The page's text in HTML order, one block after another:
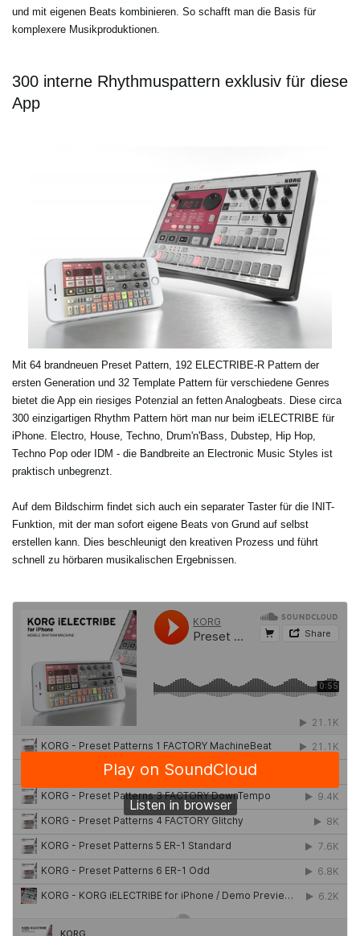
und mit eigenen Beats kombinieren. So schafft man die Basis für
komplexere Musikproduktionen.
300 interne Rhythmuspattern exklusiv für diese
App
Mit 64 brandneuen Preset Pattern, 192 ELECTRIBE-R Pattern der
ersten Generation und 32 Template Pattern für verschiedene Genres
bietet die App ein riesiges Potenzial an fetten Analogbeats. Diese circa
300 einzigartigen Rhythm Pattern hört man nur beim iELECTRIBE für
iPhone. Electro, House, Techno, Drum'n'Bass, Dubstep, Hip Hop,
Techno Pop oder IDM - die Bandbreite an Electronic Music Styles ist
praktisch unbegrenzt.
Auf dem Bildschirm findet sich auch ein separater Taster für die INIT-
Funktion, mit der man sofort eigene Beats von Grund auf selbst
erstellen kann. Dies beschleunigt den kreativen Prozess und führt
schnell zu hörbaren musikalischen Ergebnissen.